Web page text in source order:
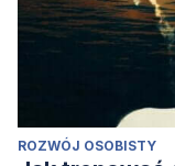
ROZWÓJ OSOBISTY